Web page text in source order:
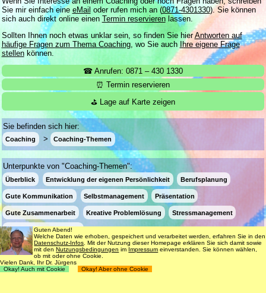
Sie mir einfach eine eMail oder rufen mich an (0871-4301330). Sie können
sich auch direkt online einen Termin reservierenlassen.
Sollten Ihnen noch etwas unklar sein, so finden Sie hierAntworten auf
häufige Fragen zum Thema Coaching, wo Sie auch Ihre eigene Frage
stellenkönnen.
☎ Anrufen: 0871 – 430 1330
⏰ Termin reservieren
⛳ Lage auf Karte zeigen
Sie befinden sich hier:
Coaching Coaching-Themen
Unterpunkte von "Coaching-Themen":
Überblick Entwicklung der eigenen Persönlichkeit Berufsplanung
Gute Kommunikation Selbstmanagement Präsentation
Gute Zusammenarbeit Kreative Problemlösung Stressmanagement
Angst und Unsicherheit
Login
Datenschutz
Impressum Nutzungsbedingungen
Guten Abend!
Welche Daten wie erhoben, gespeichert und verarbeitet werden, erfahren Sie in den
Datenschutz-Infos . Mit der Nutzung dieser Homepage erklären Sie sich damit sowie
mit denNutzungsbedingungen im Impressum einverstanden. Sie können wählen,
ob mit oder ohne Cookie.
Vielen Dank, Ihr Dr. Jürgens
Okay! Auch mit Cookie
Okay! Aber ohne Cookie